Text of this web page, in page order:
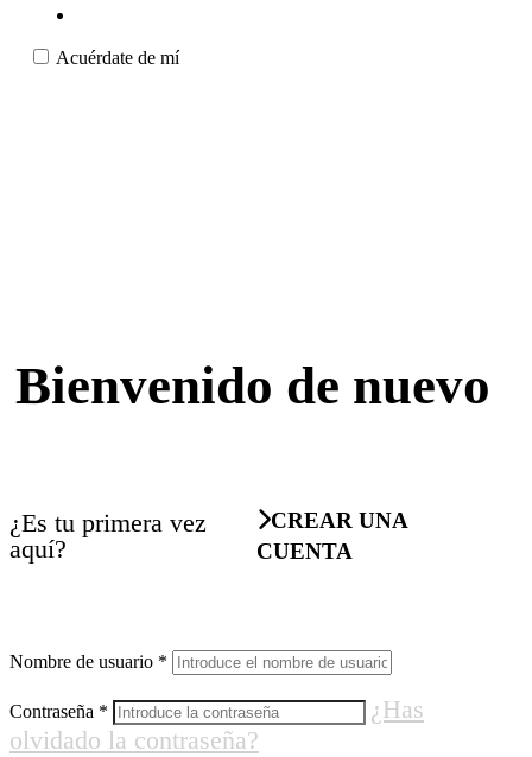
Acuérdate de mí
Bienvenido de nuevo
¿Es tu primera vez
aquí?
CREAR UNA
CUENTA
Nombre de usuario *
Contraseña *
¿Has
olvidado la contraseña?